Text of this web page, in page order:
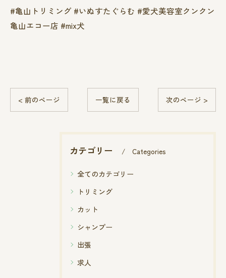
#亀山トリミング #いぬすたぐらむ #愛犬美容室クンクン
亀山エコー店 #mix犬
< 前のページ 一覧に戻る 次のページ >
カテゴリー Categories
全てのカテゴリー
トリミング
カット
シャンプー
出張
求人